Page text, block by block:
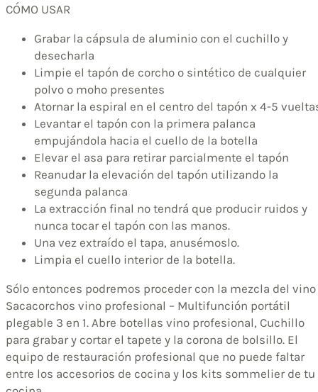
CÓMO USAR
Grabar la cápsula de aluminio con el cuchillo y
desecharla
Limpie el tapón de corcho o sintético de cualquier
polvo o moho presentes
Atornar la espiral en el centro del tapón x 4-5
Levantar el tapón con la primera palanca
empujándola hacia el cuello de la botella
Elevar el asa para retirar parcialmente el tapón
Reanudar la elevación del tapón utilizando la
segunda palanca
La extracción final no tendrá que producir ruidos y
nunca tocar el tapón con las manos.
Una vez extraído el tapa, anusémoslo.
Limpia el cuello interior de la botella.
Sólo entonces podremos proceder con la mezcla del vino
Sacacorchos vino profesional – Multifunción portátil
plegable 3 en 1. Abre botellas vino profesional, Cuchillo
para grabar y cortar el tapete y la corona de bolsillo. El
equipo de restauración profesional que no puede faltar
entre los accesorios de cocina y los kits sommelier de tu